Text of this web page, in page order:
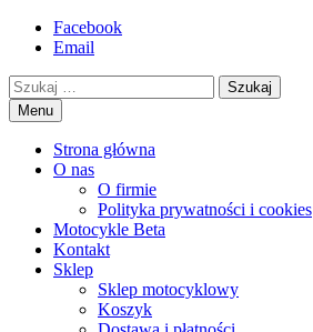
Przejdź
motorex
akcesoria motocyklowe
Facebook
Email
Szukaj
Menu
Strona główna
O nas
O firmie
Polityka prywatności i cookies
Motocykle Beta
Kontakt
Sklep
Sklep motocyklowy
Koszyk